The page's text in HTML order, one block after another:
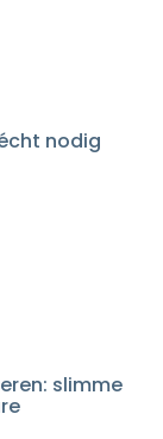
nodig
slimme